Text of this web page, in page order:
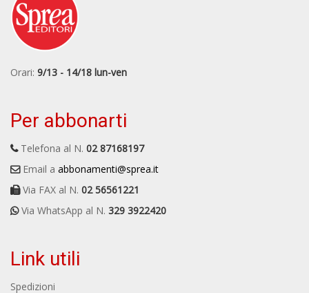
Orari: 9/13 - 14/18 lun-ven
Per abbonarti
Telefona al N. 02 87168197
Email a abbonamenti@sprea.it
Via FAX al N. 02 56561221
Via WhatsApp al N. 329 3922420
Link utili
Spedizioni